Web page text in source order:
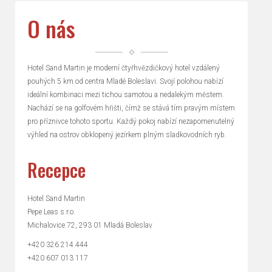
O nás
Hotel Sand Martin je moderní čtyřhvězdičkový hotel vzdálený
pouhých 5 km od centra Mladé Boleslavi. Svojí polohou nabízí
ideální kombinaci mezi tichou samotou a nedalekým městem.
Nachází se na golfovém hřišti, čímž se stává tím pravým místem
pro příznivce tohoto sportu. Každý pokoj nabízí nezapomenutelný
výhled na ostrov obklopený jezírkem plným sladkovodních ryb.
Recepce
Hotel Sand Martin
Pepe Leas s.r.o.
Michalovice 72, 293 01 Mladá Boleslav
+420 326 214 444
+420 607 013 117